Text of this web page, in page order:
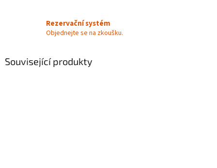
Rezervační systém
Objednejte se na zkoušku.
Související produkty